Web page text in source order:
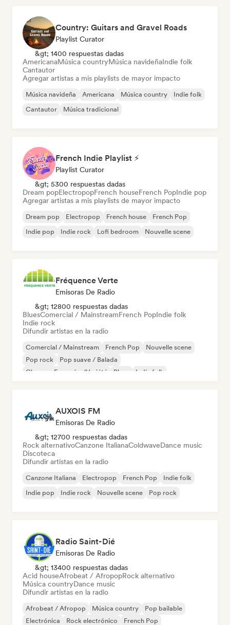
Country: Guitars and Gravel Roads
Playlist Curator
&gt; 1400 respuestas dadas
AmericanaMúsica countryMúsica navideñaIndie folk
Cantautor
Agregar artistas a mis playlists de mayor impacto
Música navideña Americana Música country
Indie folk
Cantautor
Música tradicional
French Indie Playlist ⚡
Playlist Curator
&gt; 5300 respuestas dadas
Dream popElectropopFrench houseFrench PopIndie pop
Agregar artistas a mis playlists de mayor impacto
Dream pop Electropop French house
French Pop
Indie pop
Indie rock Lofi bedroom Nouvelle scene
Fréquence Verte
Emisoras De Radio
&gt; 12800 respuestas dadas
BluesComercial / MainstreamFrench PopIndie folk
Indie rock
Difundir artistas en la radio
Comercial / Mainstream French Pop
Nouvelle scene
Pop rock
Pop suave / Balada
Chanson Française/Variété
Blues Indie folk
AUXOIS FM
Emisoras De Radio
&gt; 12700 respuestas dadas
Rock alternativoCanzone ItalianaColdwaveDance music
Discoteca
Difundir artistas en la radio
Canzone Italiana Electropop French Pop
Indie folk
Indie pop
Indie rock Nouvelle scene Pop rock
Radio Saint-Dié
Emisoras De Radio
&gt; 13400 respuestas dadas
Acid houseAfrobeat / AfropopRock alternativo
Música countryDance music
Difundir artistas en la radio
Afrobeat / Afropop Música country
Pop bailable
Electrónica
Rock electrónico
French Pop